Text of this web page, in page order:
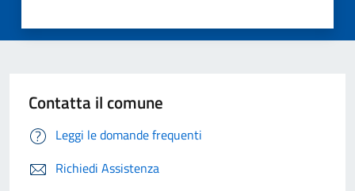
Contatta il comune
Leggi le domande frequenti
Richiedi Assistenza